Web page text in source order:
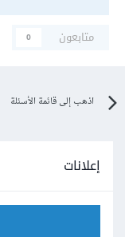
متابعون
0
اذهب إلى قائمة الأسئلة
إعلانات